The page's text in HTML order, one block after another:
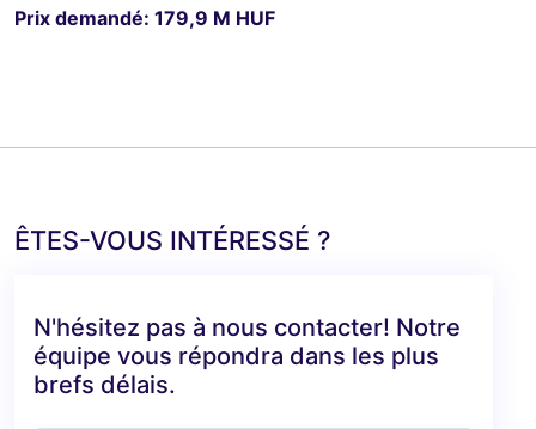
Prix demandé: 179,9 M HUF
ÊTES-VOUS INTÉRESSÉ ?
N'hésitez pas à nous contacter! Notre
équipe vous répondra dans les plus
brefs délais.